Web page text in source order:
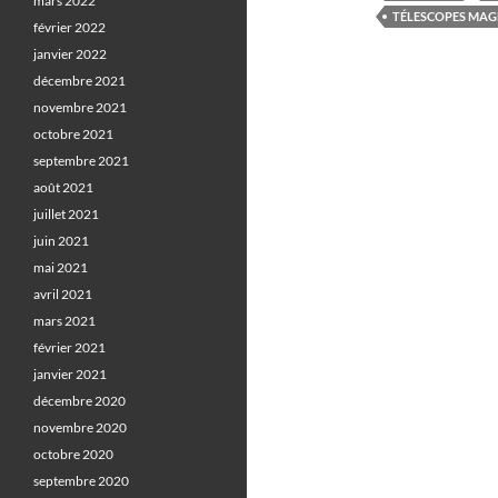
TÉLESCOPES
février 2022
janvier 2022
décembre 2021
novembre 2021
octobre 2021
septembre 2021
août 2021
juillet 2021
juin 2021
mai 2021
avril 2021
mars 2021
février 2021
janvier 2021
décembre 2020
novembre 2020
octobre 2020
septembre 2020